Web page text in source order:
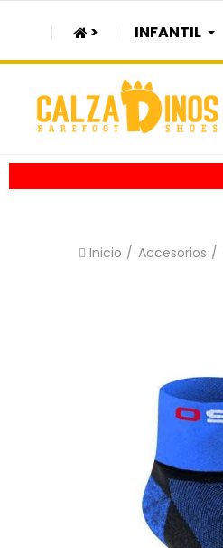
> INFANTIL
Inicio Accesorios